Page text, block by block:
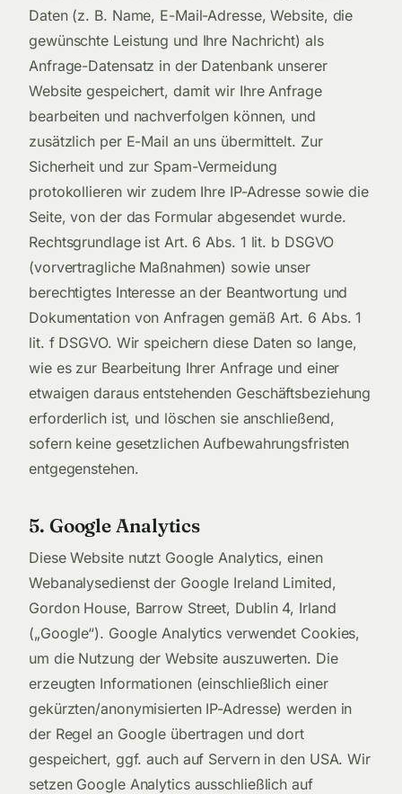
Daten (z. B. Name, E-Mail-Adresse, Website, die
gewünschte Leistung und Ihre Nachricht) als
Anfrage-Datensatz in der Datenbank unserer
Website gespeichert, damit wir Ihre Anfrage
bearbeiten und nachverfolgen können, und
zusätzlich per E-Mail an uns übermittelt. Zur
Sicherheit und zur Spam-Vermeidung
protokollieren wir zudem Ihre IP-Adresse sowie die
Seite, von der das Formular abgesendet wurde.
Rechtsgrundlage ist Art. 6 Abs. 1 lit. b DSGVO
(vorvertragliche Maßnahmen) sowie unser
berechtigtes Interesse an der Beantwortung und
Dokumentation von Anfragen gemäß Art. 6 Abs. 1
lit. f DSGVO. Wir speichern diese Daten so lange,
wie es zur Bearbeitung Ihrer Anfrage und einer
etwaigen daraus entstehenden Geschäftsbeziehung
erforderlich ist, und löschen sie anschließend,
sofern keine gesetzlichen Aufbewahrungsfristen
entgegenstehen.
5. Google Analytics
Diese Website nutzt Google Analytics, einen
Webanalysedienst der Google Ireland Limited,
Gordon House, Barrow Street, Dublin 4, Irland
(„Google“). Google Analytics verwendet Cookies,
um die Nutzung der Website auszuwerten. Die
erzeugten Informationen (einschließlich einer
gekürzten/anonymisierten IP-Adresse) werden in
der Regel an Google übertragen und dort
gespeichert, ggf. auch auf Servern in den USA. Wir
setzen Google Analytics ausschließlich auf